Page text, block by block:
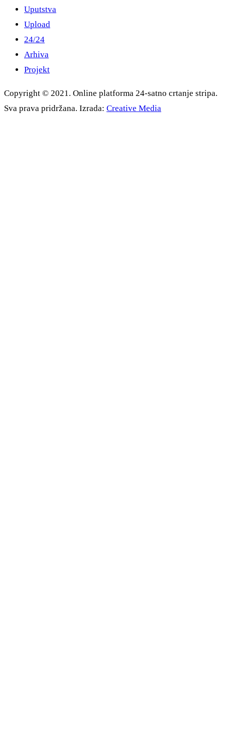
Uputstva
Upload
24/24
Arhiva
Projekt
Copyright © 2021. Online platforma 24-satno crtanje stripa.
Sva prava pridržana. Izrada: Creative Media